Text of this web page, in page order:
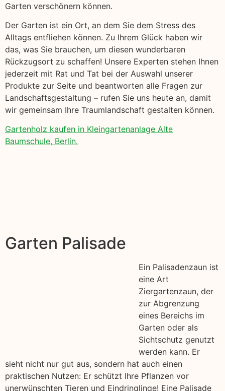
Garten verschönern können.
Der Garten ist ein Ort, an dem Sie dem Stress des
Alltags entfliehen können. Zu Ihrem Glück haben wir
das, was Sie brauchen, um diesen wunderbaren
Rückzugsort zu schaffen! Unsere Experten stehen Ihnen
jederzeit mit Rat und Tat bei der Auswahl unserer
Produkte zur Seite und beantworten alle Fragen zur
Landschaftsgestaltung – rufen Sie uns heute an, damit
wir gemeinsam Ihre Traumlandschaft gestalten können.
Gartenholz kaufen in Kleingartenanlage Alte
Baumschule, Berlin.
Garten Palisade
Ein Palisadenzaun ist
eine Art
Ziergartenzaun, der
zur Abgrenzung
eines Bereichs im
Garten oder als
Sichtschutz genutzt
werden kann. Er
sieht nicht nur gut aus, sondern hat auch einen
praktischen Nutzen: Er schützt Ihre Pflanzen vor
unerwünschten Tieren und Eindringlinge! Eine Palisade